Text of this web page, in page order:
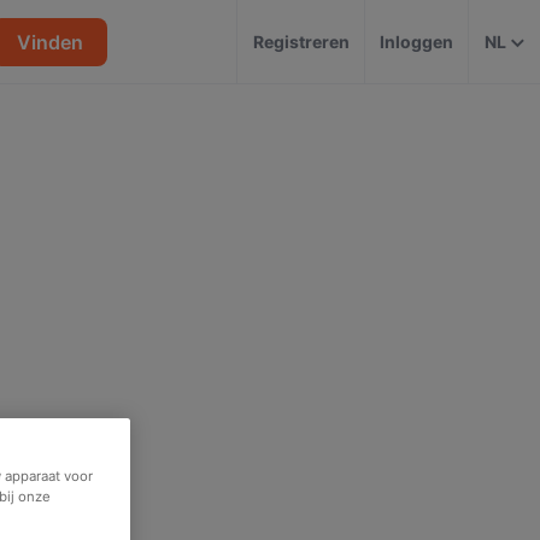
Vinden Registreren Inloggen NL
voor
onze